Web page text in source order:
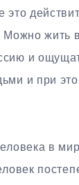
жить
и
и при
в